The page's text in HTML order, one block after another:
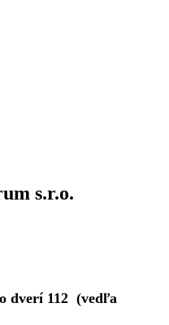
s.r.o.
dverí 112 (vedľa
úradu)